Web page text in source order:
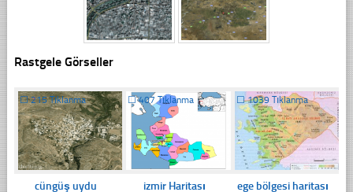
Rastgele Görseller
☐215 Tıklanma
cüngüş uydu
☐407 Tıklanma
izmir Haritası
☐1039 Tıklanma
ege bölgesi haritası